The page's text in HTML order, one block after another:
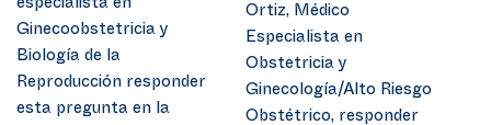
especialista en
Ginecoobstetricia y
Biología de la
Reproducción responder
esta pregunta en la
Ortiz, Médico
Especialista en
Obstetricia y
Ginecología/Alto Riesgo
Obstétrico, responder